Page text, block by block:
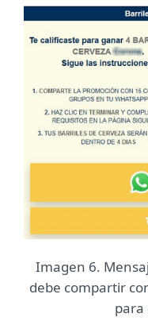
Imagen 6.
debe compartir
para